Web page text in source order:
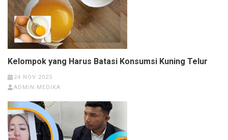
Kelompok yang Harus Batasi Konsumsi Kuning Telur
24 NOV 2025
ADMIN MEDIKA